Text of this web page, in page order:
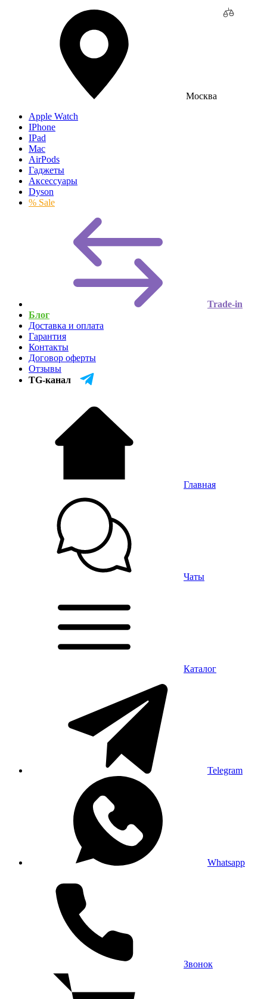
Москва
Apple Watch
IPhone
IPad
Mac
AirPods
Гаджеты
Аксессуары
Dyson
% Sale
Trade-in
Блог
Доставка и оплата
Гарантия
Контакты
Договор оферты
Отзывы
TG-канал
Главная
Чаты
Каталог
Telegram
Whatsapp
Звонок